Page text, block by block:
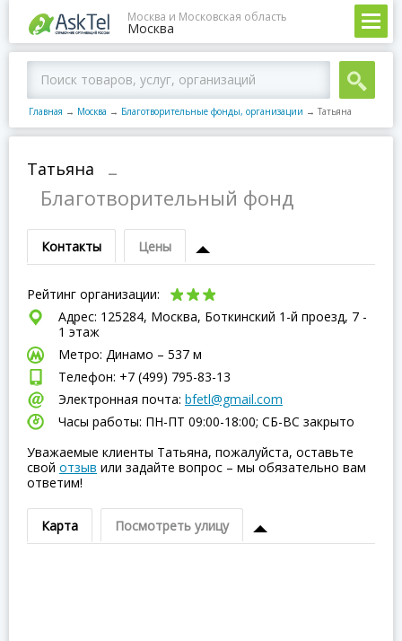
Москва и Московская область
Москва
Главная → Москва → Благотворительные фонды, организации → Татьяна
Татьяна
–
Благотворительный фонд
Контакты Цены
Рейтинг организации:
Адрес: 125284, Москва, Боткинский 1-й проезд, 7 -
1 этаж
Метро: Динамо – 537 м
Телефон: +7 (499) 795-83-13
Электронная почта: bfetl@gmail.com
Часы работы: ПН-ПТ 09:00-18:00; СБ-ВC закрыто
Уважаемые клиенты Татьяна, пожалуйста, оставьте
свой отзыв или задайте вопрос – мы обязательно вам
ответим!
Карта Посмотреть улицу